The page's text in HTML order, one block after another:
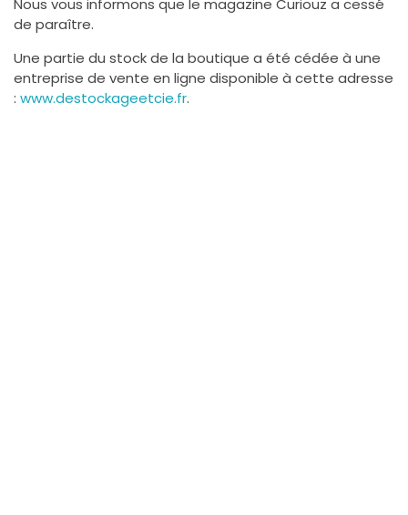
Nous vous informons que le magazine Curiouz a cessé
de paraître.
Une partie du stock de la boutique a été cédée à une
entreprise de vente en ligne disponible à cette adresse
: www.destockageetcie.fr.